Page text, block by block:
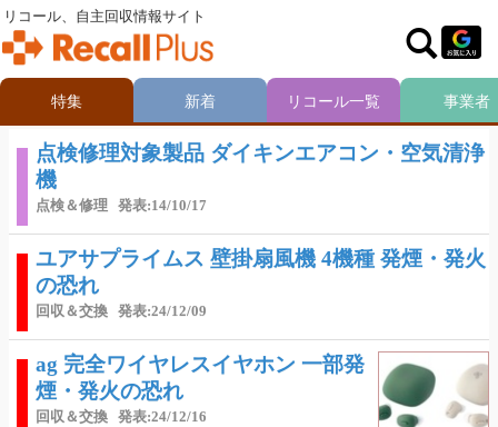
点検修理対象製品 ダイキンエアコン・空気清浄
機
点検＆修理 発表:14/10/17
ユアサプライムス 壁掛扇風機 4機種 発煙・発火
の恐れ
回収＆交換 発表:24/12/09
ag 完全ワイヤレスイヤホン 一部発
煙・発火の恐れ
回収＆交換 発表:24/12/16
リコール、自主回収情報サイト
特集 新着 リコール一覧 事業者